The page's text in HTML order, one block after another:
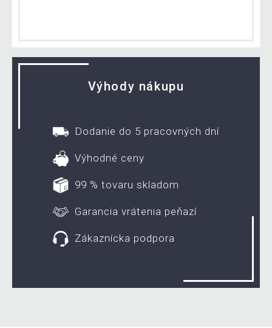
Výhody nákupu
Dodanie do 5 pracovných dní
Výhodné ceny
99 % tovaru skladom
Garancia vrátenia peňazí
Zákaznícka podpora